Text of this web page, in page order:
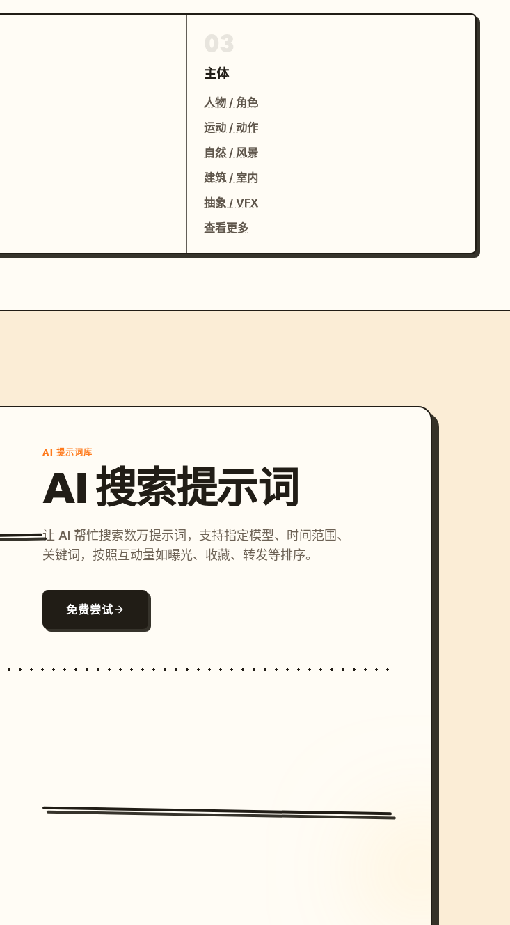
主体
人物 / 角色
运动 / 动作
自然 / 风景
建筑 / 室内
抽象 / VFX
查看更多
AI 提示词库
AI 搜索提示词
让 AI 帮忙搜索数万提示词，支持指定模型、时间范围、
关键词，按照互动量如曝光、收藏、转发等排序。
免费尝试